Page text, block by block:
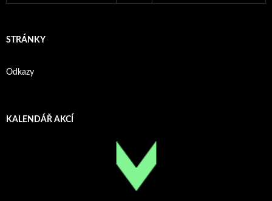
STRÁNKY
Odkazy
KALENDÁŘ AKCÍ